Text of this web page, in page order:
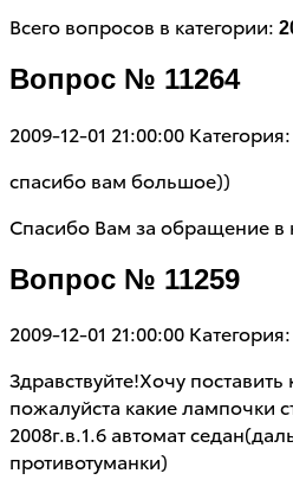
Всего вопросов в категории:
Вопрос № 11264
2009-12-01 21:00:00
спасибо вам большое))
Спасибо Вам за обращение
Вопрос № 11259
2009-12-01 21:00:00
Здравствуйте!Хочу
пожалуйста какие лампочки
2008г.в.1.6 автомат
противотуманки)